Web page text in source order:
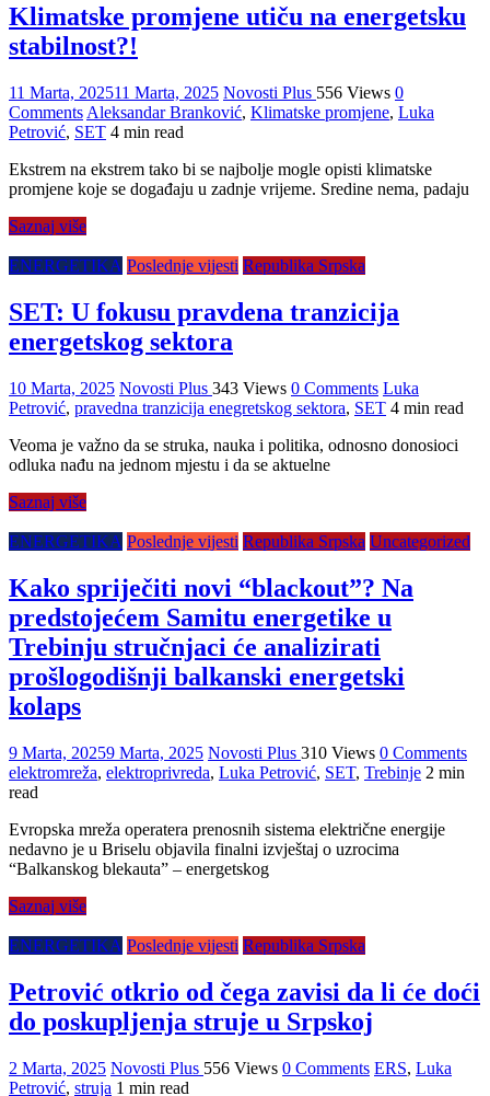
Klimatske promjene utiču na energetsku
stabilnost?!
11 Marta, 202511 Marta, 2025 Novosti Plus 556 Views 0
Comments Aleksandar Branković, Klimatske promjene, Luka
Petrović, SET 4 min read
Ekstrem na ekstrem tako bi se najbolje mogle opisti klimatske
promjene koje se događaju u zadnje vrijeme. Sredine nema, padaju
Saznaj više
ENERGETIKA Poslednje vijesti Republika Srpska
SET: U fokusu pravdena tranzicija
energetskog sektora
10 Marta, 2025 Novosti Plus 343 Views 0 Comments Luka
Petrović, pravedna tranzicija enegretskog sektora, SET 4 min read
Veoma je važno da se struka, nauka i politika, odnosno donosioci
odluka nađu na jednom mjestu i da se aktuelne
Saznaj više
ENERGETIKA Poslednje vijesti Republika Srpska Uncategorized
Kako spriječiti novi “blackout”? Na
predstojećem Samitu energetike u
Trebinju stručnjaci će analizirati
prošlogodišnji balkanski energetski
kolaps
9 Marta, 20259 Marta, 2025 Novosti Plus 310 Views 0 Comments
elektromreža, elektroprivreda, Luka Petrović, SET, Trebinje 2 min
read
Evropska mreža operatera prenosnih sistema električne energije
nedavno je u Briselu objavila finalni izvještaj o uzrocima
“Balkanskog blekauta” – energetskog
Saznaj više
ENERGETIKA Poslednje vijesti Republika Srpska
Petrović otkrio od čega zavisi da li će doći
do poskupljenja struje u Srpskoj
2 Marta, 2025 Novosti Plus 556 Views 0 Comments ERS, Luka
Petrović, struja 1 min read